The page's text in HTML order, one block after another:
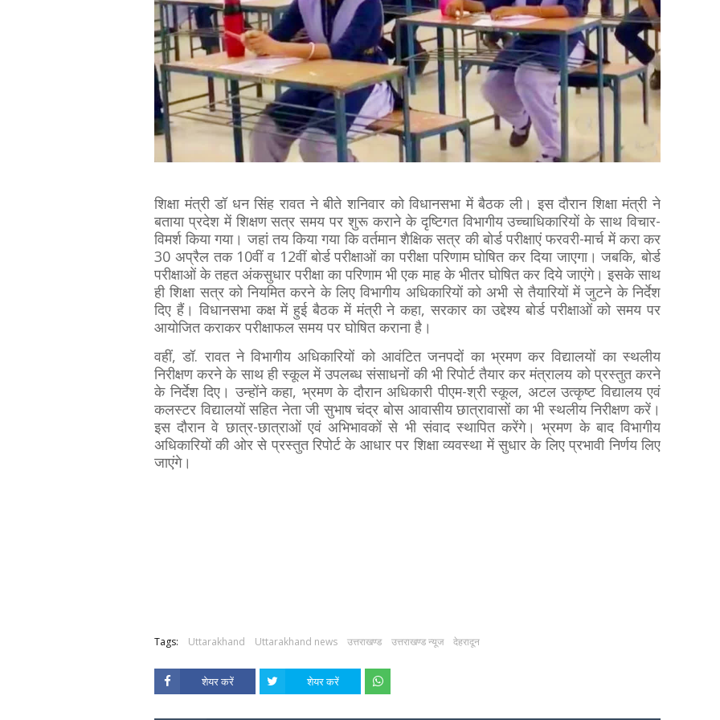
शिक्षा मंत्री डॉ धन सिंह रावत ने बीते शनिवार को विधानसभा में बैठक ली। इस दौरान शिक्षा मंत्री ने
बताया प्रदेश में शिक्षण सत्र समय पर शुरू कराने के दृष्टिगत विभागीय उच्चाधिकारियों के साथ विचार-
विमर्श किया गया। जहां तय किया गया कि वर्तमान शैक्षिक सत्र की बोर्ड परीक्षाएं फरवरी-मार्च में करा कर
30 अप्रैल तक 10वीं व 12वीं बोर्ड परीक्षाओं का परीक्षा परिणाम घोषित कर दिया जाएगा। जबकि, बोर्ड
परीक्षाओं के तहत अंकसुधार परीक्षा का परिणाम भी एक माह के भीतर घोषित कर दिये जाएंगे। इसके साथ
ही शिक्षा सत्र को नियमित करने के लिए विभागीय अधिकारियों को अभी से तैयारियों में जुटने के निर्देश
दिए हैं। विधानसभा कक्ष में हुई बैठक में मंत्री ने कहा, सरकार का उद्देश्य बोर्ड परीक्षाओं को समय पर
आयोजित कराकर परीक्षाफल समय पर घोषित कराना है।
वहीं, डॉ. रावत ने विभागीय अधिकारियों को आवंटित जनपदों का भ्रमण कर विद्यालयों का स्थलीय
निरीक्षण करने के साथ ही स्कूल में उपलब्ध संसाधनों की भी रिपोर्ट तैयार कर मंत्रालय को प्रस्तुत करने
के निर्देश दिए। उन्होंने कहा, भ्रमण के दौरान अधिकारी पीएम-श्री स्कूल, अटल उत्कृष्ट विद्यालय एवं
कलस्टर विद्यालयों सहित नेता जी सुभाष चंद्र बोस आवासीय छात्रावासों का भी स्थलीय निरीक्षण करें।
इस दौरान वे छात्र-छात्राओं एवं अभिभावकों से भी संवाद स्थापित करेंगे। भ्रमण के बाद विभागीय
अधिकारियों की ओर से प्रस्तुत रिपोर्ट के आधार पर शिक्षा व्यवस्था में सुधार के लिए प्रभावी निर्णय लिए
जाएंगे।
Tags: Uttarakhand Uttarakhand news उत्तराखण्ड उत्तराखण्ड न्यूज देहरादून
शेयर करें शेयर करें